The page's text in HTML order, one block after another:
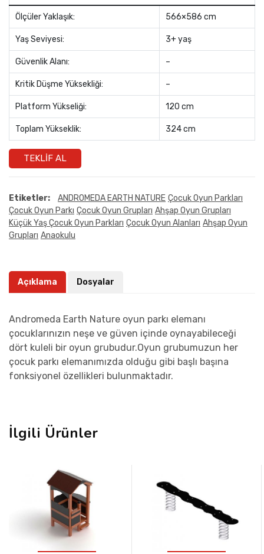
Ölçüler Yaklaşık: 566×586 cm
Yaş Seviyesi: 3+ yaş
Güvenlik Alanı: –
Kritik Düşme Yüksekliği: –
Platform Yükseliği: 120 cm
Toplam Yükseklik: 324 cm
TEKLIF AL
Etiketler: ANDROMEDA EARTH NATURE Çocuk Oyun Parkları
Çocuk Oyun Parkı Çocuk Oyun Grupları Ahşap Oyun Grupları
Küçük Yaş Çocuk Oyun Parkları Çocuk Oyun Alanları Ahşap Oyun
Grupları Anaokulu
Açıklama Dosyalar
Andromeda Earth Nature oyun parkı elemanı
çocuklarınızın neşe ve güven içinde oynayabileceği
dört kuleli bir oyun grubudur.Oyun grubumuzun her
çocuk parkı elemanımızda olduğu gibi başlı başına
fonksiyonel özellikleri bulunmaktadır.
İlgili Ürünler